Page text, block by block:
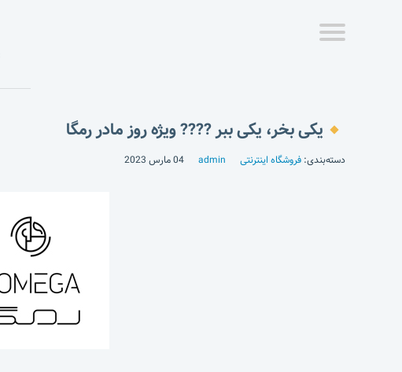
یکی بخر، یکی ببر ???? ویژه روز مادر رمگا
دسته‌بندی: فروشگاه اینترنتی admin 04 مارس 2023